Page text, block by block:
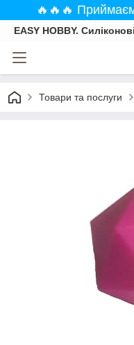
🔥🔥🔥
EASY HOBBY.
Товари та послуги